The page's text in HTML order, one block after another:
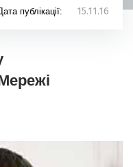
публікації: 15.11.16